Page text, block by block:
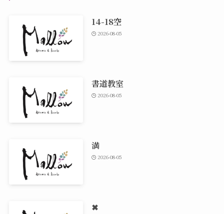
14-18空
2026-08-05
書道教室
2026-08-05
満
2026-08-05
✖